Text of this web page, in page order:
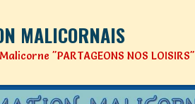
MALICORNAIS
"PARTAGEONS NOS LOISIRS"